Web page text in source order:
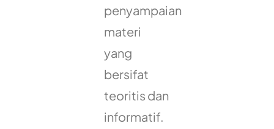
penyampaian
materi
yang
bersifat
teoritis dan
informatif.